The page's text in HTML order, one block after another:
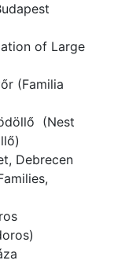
of Large
(Familia
(Nest
Debrecen